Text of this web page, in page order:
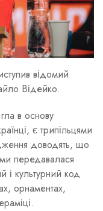
відомий
Відейко.
в основу
є трипільцями
доводять, що
передавалася
і культурний код
орнаментах,